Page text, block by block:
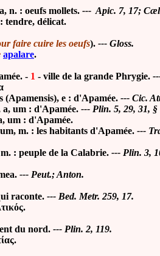
, n. : oeufs mollets. --- Apic. 7, 17;
délicat.
faire cuire les oeufs). --- Gloss.
apalare.
- 1 - ville de la grande Phrygie.
e : d'Apamée. --- Cic.
: d'Apamée. --- Plin. 5, 29, 31, §
: d'Apamée.
m. : les habitants d'Apamée. ---
: peuple de la Calabrie. --- Plin. 3,
--- Peut.; Anton.
raconte. --- Bed. Metr. 259, 17.
du nord. --- Plin. 2, 119.